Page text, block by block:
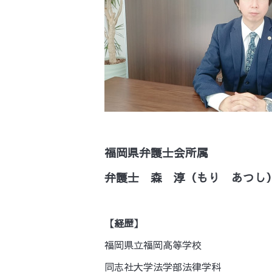
福岡県弁護士会所属
弁護士 森 淳（もり あつし
【経歴】
福岡県立福岡高等学校
同志社大学法学部法律学科